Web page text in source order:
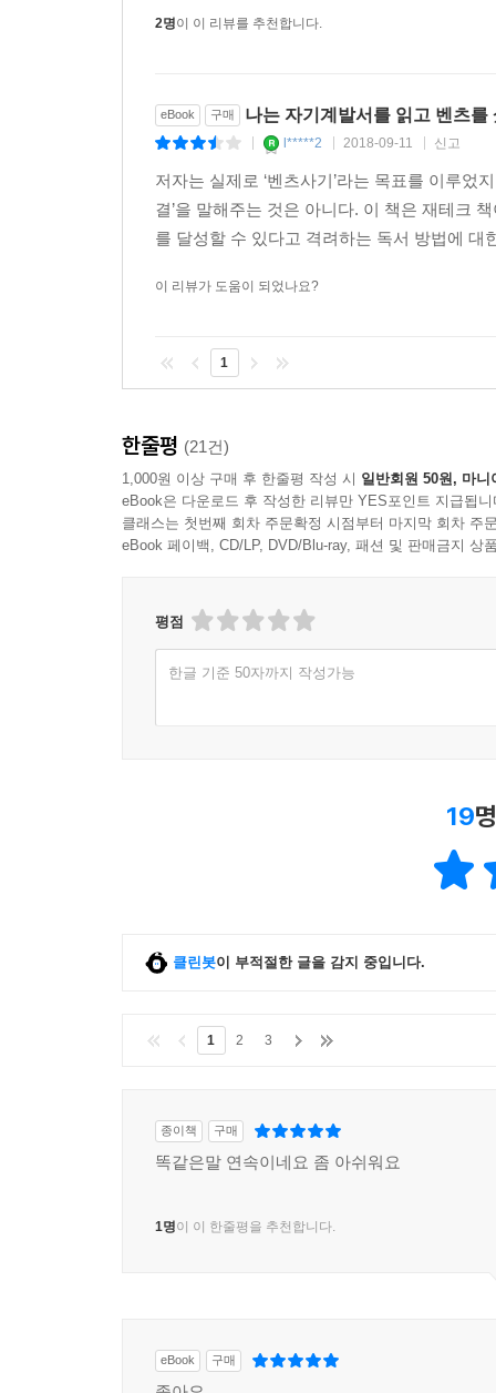
아들여야 한다. 몇 개월 만에 효과가 없다고 생각
된다. 단지 고등학교 졸업장 한 장을 받기 위해서
리 인정하자. [2장 절대 무시해선 안 되는 자기계발
자기계발서를 읽으면 현실 생활이 달라지는 이유
목적으로 삼은 현실 생활의 변화가 이루어진다.
질이다. 자기계발서만 특별히 가지는 특성이 아니
어떤 부문이든 한 부문에 대한 책을 많이 읽으면
적 분량으로 몇십 권 이상을 읽어야 한다. 일반 책
성하기 위한 사고방식이다. 그리고 세상을 긍정
자기계발서는 꿈을 달성하는 것을 목적으로 하
할 수 있다. 물론 한두 권 읽어서는 그러기가 어
는 바로 이때였다. 나는 벤츠를 사기 위해 돈을
를 사야 할까? 이 돈이면 주식을 하더라도 지금보
자체에서 느끼는 만족감도 굉장히 높다. 그런데
결국 그 목표에 다가가는 것, 그 과정 자체가 가장
이유는 단순히 돈을 더 많이 벌었기 때문이 아니
이루라고 강권하는 자기계발서 덕분에 벤츠를 살
2명이 이 리뷰를 추천합니다.
eBook 구매 나는 자기계발서를 읽고 벤츠를
l*****2 2018-09-11 신고
저자는 실제로 ‘벤츠사기’라는 목표를 이루었
결’을 말해주는 것은 아니다. 이 책은 재테크
를 달성할 수 있다고 격려하는 독서 방법에
이 리뷰가 도움이 되었나요?
1
한줄평 (21건)
1,000원 이상 구매 후 한줄평 작성 시 일반회원 50원, 마니
eBook은 다운로드 후 작성한 리뷰만 YES포인트 지급됩니
클래스는 첫번째 회차 주문확정 시점부터 마지막 회차 주
eBook 페이백, CD/LP, DVD/Blu-ray, 패션 및 판매금지 상
평점
한글 기준 50자까지 작성가능
19
클린봇이 부적절한 글을 감지 중입니다.
1 2 3
종이책 구매
똑같은말 연속이네요 좀 아쉬워요
1명이 이 한줄평을 추천합니다.
eBook 구매